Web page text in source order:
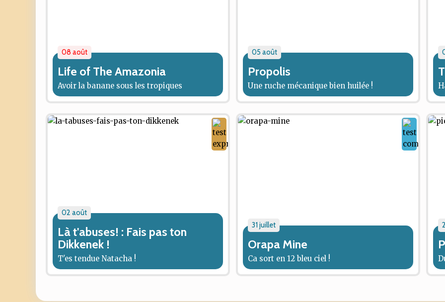
08 août
Life of The Amazonia
Avoir la banane sous les tropiques
05 août
Propolis
Une ruche mécanique bien huilée !
02 août
Là t'abuses! : Fais pas ton
Dikkenek !
T'es tendue Natacha !
31 juillet
Orapa Mine
Ca sort en 12 bleu ciel !